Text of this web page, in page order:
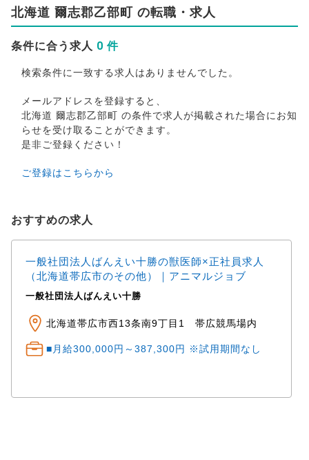
北海道 爾志郡乙部町 の転職・求人
条件に合う求人 0 件
検索条件に一致する求人はありませんでした。
メールアドレスを登録すると、
北海道 爾志郡乙部町 の条件で求人が掲載された場合にお知
らせを受け取ることができます。
是非ご登録ください！
ご登録はこちらから
おすすめの求人
一般社団法人ばんえい十勝の獣医師×正社員求人
（北海道帯広市のその他）｜アニマルジョブ
一般社団法人ばんえい十勝
北海道帯広市西13条南9丁目1 帯広競馬場内
■月給300,000円～387,300円 ※試用期間なし